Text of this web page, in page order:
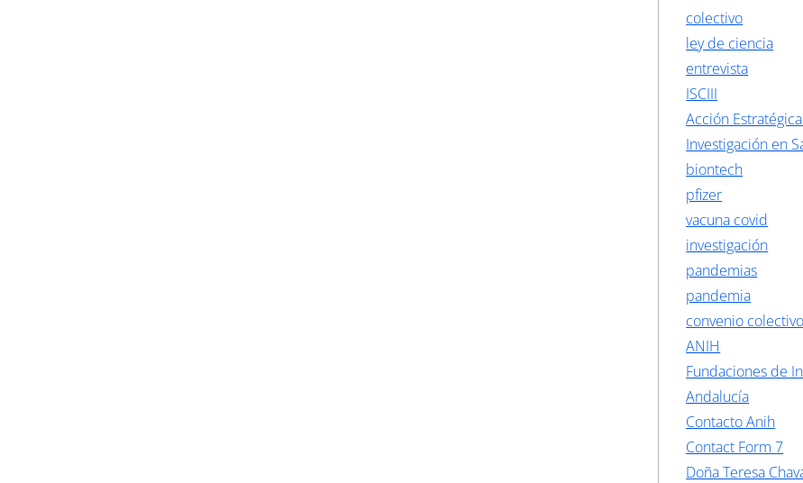
colectivo
ley de ciencia
entrevista
ISCIII
Acción
Investigación en
biontech
pfizer
vacuna covid
investigación
pandemias
pandemia
convenio colectivo
ANIH
Fundaciones de
Andalucía
Contacto Anih
Contact Form 7
Doña Teresa